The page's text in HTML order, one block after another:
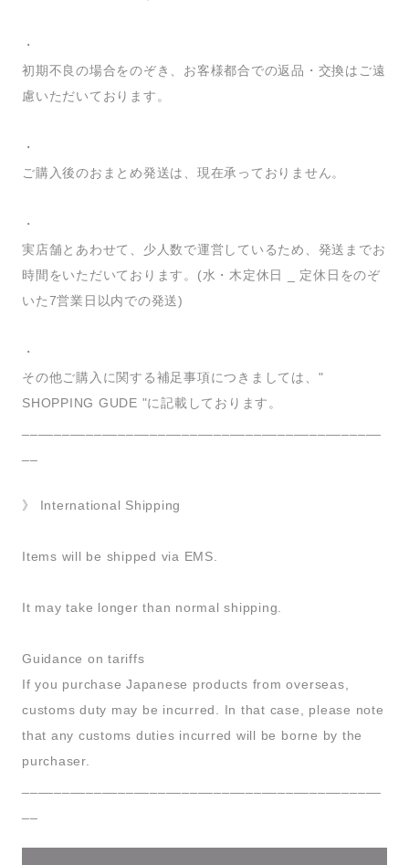
・
初期不良の場合をのぞき、お客様都合での返品・交換はご遠
慮いただいております。
・
ご購入後のおまとめ発送は、現在承っておりません。
・
実店舗とあわせて、少人数で運営しているため、発送までお
時間をいただいております。(水・木定休日 _ 定休日をのぞ
いた7営業日以内での発送)
・
その他ご購入に関する補足事項につきましては、"
SHOPPING GUDE "に記載しております。
》 International Shipping
Items will be shipped via EMS.
It may take longer than normal shipping.
Guidance on tariffs
If you purchase Japanese products from overseas,
customs duty may be incurred. In that case, please note
that any customs duties incurred will be borne by the
purchaser.